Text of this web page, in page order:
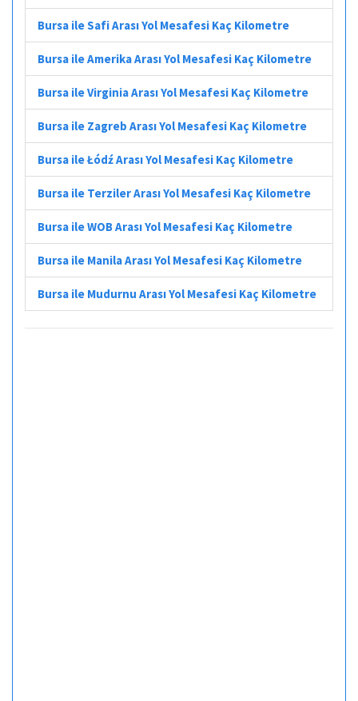
Bursa ile Safi Arası Yol Mesafesi Kaç Kilometre
Bursa ile Amerika Arası Yol Mesafesi Kaç Kilometre
Bursa ile Virginia Arası Yol Mesafesi Kaç Kilometre
Bursa ile Zagreb Arası Yol Mesafesi Kaç Kilometre
Bursa ile Łódź Arası Yol Mesafesi Kaç Kilometre
Bursa ile Terziler Arası Yol Mesafesi Kaç Kilometre
Bursa ile WOB Arası Yol Mesafesi Kaç Kilometre
Bursa ile Manila Arası Yol Mesafesi Kaç Kilometre
Bursa ile Mudurnu Arası Yol Mesafesi Kaç Kilometre